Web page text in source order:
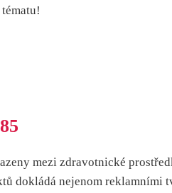
mezi zdravotnické
dokládá nejenom